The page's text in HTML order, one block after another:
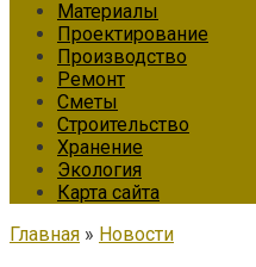
Материалы
Проектирование
Производство
Ремонт
Сметы
Строительство
Хранение
Экология
Карта сайта
Главная » Новости